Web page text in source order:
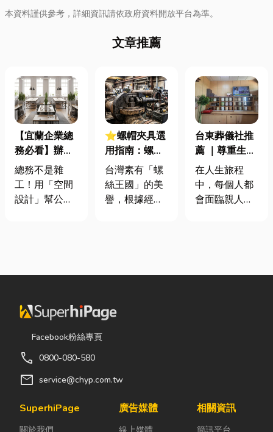
本資料謹供參考，詳細資訊請依政府資料開放平台為準。
文章推薦
【宜蘭企業總
務必看】辦公
室如何打造高
效能職場？從
辦公桌椅、系
總務不是雜
工！用「空間
設計」幫公司
公室時，常覺
缺東西時「壞
什麼補什麼」
就好，但這種
花了大錢，卻
換來員工抱怨
辦公室空間設
⭐螺帽夾具選
用指南：螺母
挾具頻繁耗
損？3大關鍵
提升扣件成型
台灣素有「螺
絲王國」的美
譽，根據經濟
額高達 42.1
731816）產
戶對扣件精度
日益嚴苛的趨
台東葬儀社推
薦 ｜尊重生
命、貼心陪伴
每一段告別
在人生旅程
中，每個人都
會面臨親人離
儀社，不只是
後續的行政協
Facebook粉絲專頁
call 0800-080-580
mail service@chyp.com.tw
SuperhiPage
關於我們
廣告媒體
線上媒體
相關資訊
簡訊平台